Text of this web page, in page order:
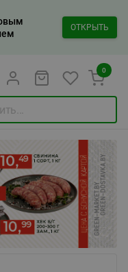
ОТКРЫТЬ
0